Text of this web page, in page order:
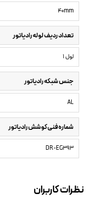
40mm
تعداد ردیف لوله رادیاتور
1 لول
جنس شبکه رادیاتور
AL
شماره فنی کوشش رادیاتور
DR-EG393
نظرات کاربران